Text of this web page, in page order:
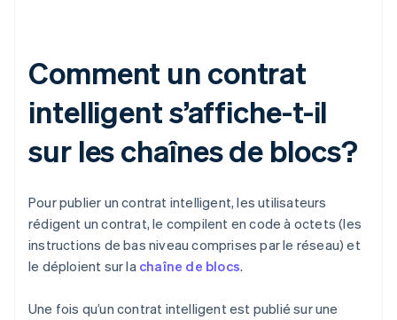
Comment un contrat
intelligent s’affiche-t-il
sur les chaînes de blocs?
Pour publier un contrat intelligent, les utilisateurs
rédigent un contrat, le compilent en code à octets (les
instructions de bas niveau comprises par le réseau) et
le déploient sur la chaîne de blocs.
Une fois qu’un contrat intelligent est publié sur une